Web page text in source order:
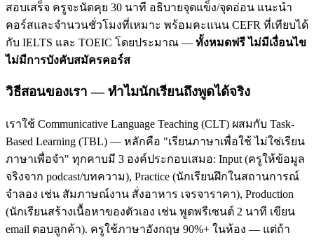
สอบเสร็จ ครูจะนัดคุย 30 นาที อธิบายจุดแข็ง/จุดอ่อน แนะนำ
คอร์สและจำนวนชั่วโมงที่เหมาะ พร้อมคะแนน CEFR ที่เทียบได้
กับ IELTS และ TOEIC โดยประมาณ — ทั้งหมดฟรี ไม่มีเงื่อนไข
ไม่มีการบังคับสมัครคอร์ส
วิธีสอนของเรา — ทำไมนักเรียนถึงพูดได้จริง
เราใช้ Communicative Language Teaching (CLT) ผสมกับ Task-
Based Learning (TBL) — หลักคือ "เรียนภาษาเพื่อใช้ ไม่ใช่เรียน
ภาษาเพื่อจำ" ทุกคาบมี 3 องค์ประกอบเสมอ: Input (ครูให้ข้อมูล
จริงจาก podcast/บทความ), Practice (นักเรียนฝึกในสถานการณ์
จำลอง เช่น สัมภาษณ์งาน สั่งอาหาร เจรจาราคา), Production
(นักเรียนสร้างเนื้อหาของตัวเอง เช่น พูดพรีเซนต์ 2 นาที เขียน
email ตอบลูกค้า). ครูใช้ภาษาอังกฤษ 90%+ ในห้อง — แต่ถ้า